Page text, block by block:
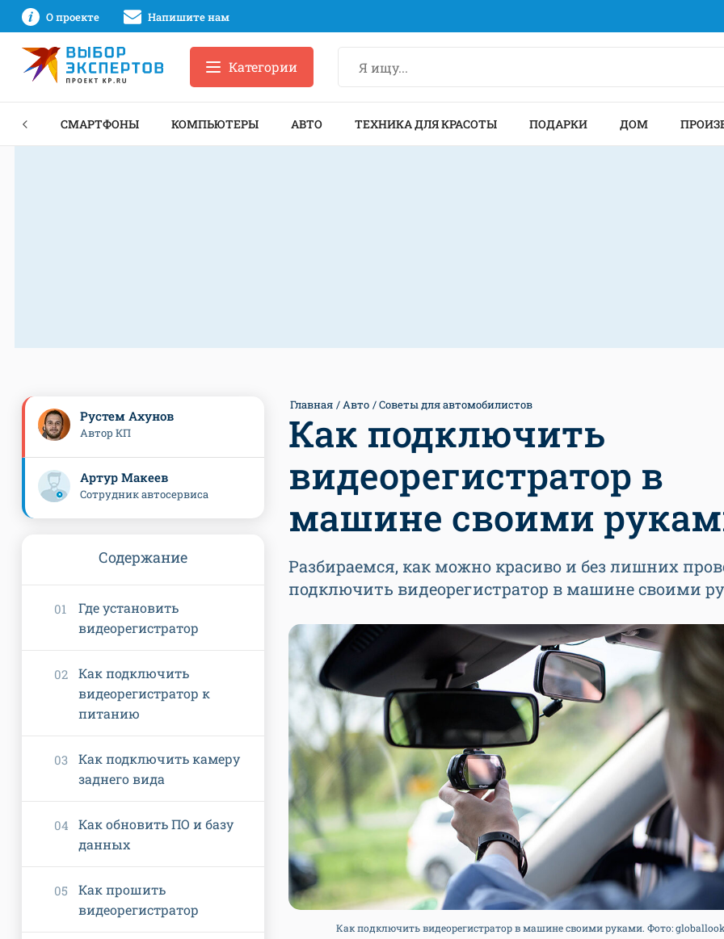
О проекте Напишите нам
Категории
СМАРТФОНЫ КОМПЬЮТЕРЫ АВТО ТЕХНИКА ДЛЯ КРАСОТЫ ПОДАРКИ ДОМ
Главная Авто Советы для автомобилистов
Как подключить
видеорегистратор в
машине своими
Разбираемся, как можно красиво и без лишних
подключить видеорегистратор в машине своими
Как подключить видеорегистратор в машине своими руками. Фото:
Рустем Ахунов
Автор КП
Артур Макеев
Сотрудник автосервиса
Содержание
Где установить
видеорегистратор
Как подключить
видеорегистратор к
питанию
Как подключить камеру
заднего вида
Как обновить ПО и базу
данных
Как прошить
видеорегистратор